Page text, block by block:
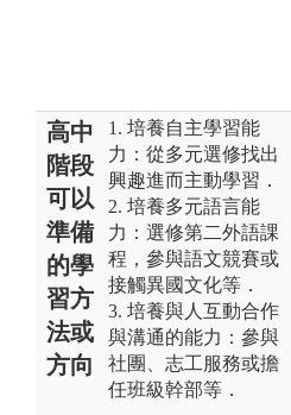
高中
階段
可以
準備
的學
習方
法或
方向
1. 培養自主學習能
力：從多元選修找出
興趣進而主動學習．
2. 培養多元語言能
力：選修第二外語課
程，參與語文競賽或
接觸異國文化等．
3. 培養與人互動合作
與溝通的能力：參與
社團、志工服務或擔
任班級幹部等．